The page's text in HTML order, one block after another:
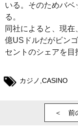
いる。そのためバ
る。
同社によると、現
億USドルだがビン
セントのシェアを目
カジノ CASINO
＜ 前